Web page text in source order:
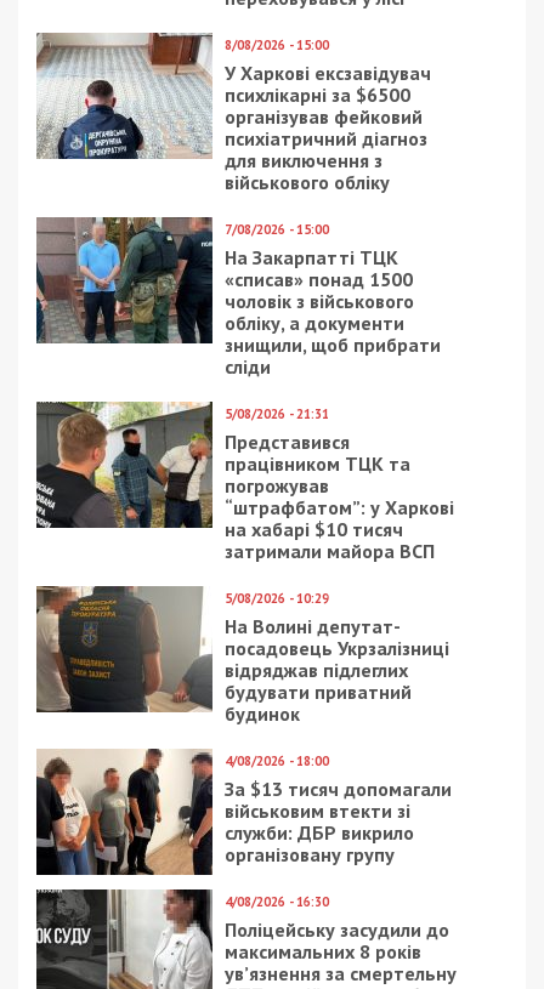
8/08/2026 - 15:00
У Харкові ексзавідувач
психлікарні за $6500
організував фейковий
психіатричний діагноз
для виключення з
військового обліку
7/08/2026 - 15:00
На Закарпатті ТЦК
«списав» понад 1500
чоловік з військового
обліку, а документи
знищили, щоб прибрати
сліди
5/08/2026 - 21:31
Представився
працівником ТЦК та
погрожував
“штрафбатом”: у Харкові
на хабарі $10 тисяч
затримали майора ВСП
5/08/2026 - 10:29
На Волині депутат-
посадовець Укрзалізниці
відряджав підлеглих
будувати приватний
будинок
4/08/2026 - 18:00
За $13 тисяч допомагали
військовим втекти зі
служби: ДБР викрило
організовану групу
4/08/2026 - 16:30
Поліцейську засудили до
максимальних 8 років
ув’язнення за смертельну